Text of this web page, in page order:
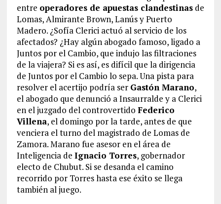
entre operadores de apuestas clandestinasde
Lomas, Almirante Brown, Lanús y Puerto
Madero. ¿Sofía Clerici actuó al servicio de los
afectados? ¿Hay algún abogado famoso, ligado a
Juntos por el Cambio, que indujo las filtraciones
de la viajera? Si es así, es difícil que la dirigencia
de Juntos por el Cambio lo sepa. Una pista para
resolver el acertijo podría ser Gastón Marano,
el abogado que denunció a Insaurralde y a Clerici
en el juzgado del controvertido Federico
Villena, el domingo por la tarde, antes de que
venciera el turno del magistrado de Lomas de
Zamora. Marano fue asesor en el área de
Inteligencia de Ignacio Torres, gobernador
electo de Chubut. Si se desanda el camino
recorrido por Torres hasta ese éxito se llega
también al juego.